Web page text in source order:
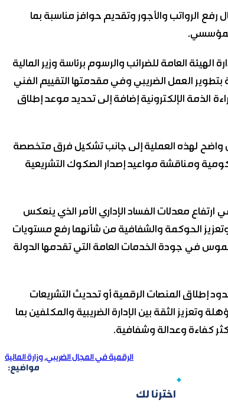
الرواتب والأجور وتقديم حوافز مناسبة بما
الهيئة العامة للضرائب والرسوم برئاسة وزير المالية
العمل الضريبي وفي مقدمتها التقييم الفني
الذمة الإلكترونية إضافة إلى تحديد موعد إطلاق
واضح لهذه العملية إلى جانب تشكيل فرق متخصصة
ومناقشة مواعيد إصدار الصكوك التشريعية
ارتفاع معدلات الفساد الإداري الأمر الذي ينعكس
وتعزيز الحوكمة والشفافية من شأنهما رفع مستويات
في جودة الخدمات العامة التي تقدمها الدولة
إطلاق المنصات الرقمية أو تحديث التشريعات
الثقة بين الإدارة الضريبية والمكلفين بما
كفاءة وعدالة وشفافية.
الرقمية في المجال الضريبي,وزارة المالية
مواضيع:
اخترنا لك